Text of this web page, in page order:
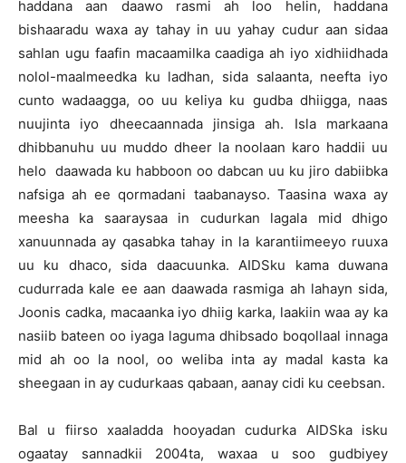
haddana aan daawo rasmi ah loo helin, haddana
bishaaradu waxa ay tahay in uu yahay cudur aan sidaa
sahlan ugu faafin macaamilka caadiga ah iyo xidhiidhada
nolol-maalmeedka ku ladhan, sida salaanta, neefta iyo
cunto wadaagga, oo uu keliya ku gudba dhiigga, naas
nuujinta iyo dheecaannada jinsiga ah. Isla markaana
dhibbanuhu uu muddo dheer la noolaan karo haddii uu
helo daawada ku habboon oo dabcan uu ku jiro dabiibka
nafsiga ah ee qormadani taabanayso. Taasina waxa ay
meesha ka saaraysaa in cudurkan lagala mid dhigo
xanuunnada ay qasabka tahay in la karantiimeeyo ruuxa
uu ku dhaco, sida daacuunka. AIDSku kama duwana
cudurrada kale ee aan daawada rasmiga ah lahayn sida,
Joonis cadka, macaanka iyo dhiig karka, laakiin waa ay ka
nasiib bateen oo iyaga laguma dhibsado boqollaal innaga
mid ah oo la nool, oo weliba inta ay madal kasta ka
sheegaan in ay cudurkaas qabaan, aanay cidi ku ceebsan.
Bal u fiirso xaaladda hooyadan cudurka AIDSka isku
ogaatay sannadkii 2004ta, waxaa u soo gudbiyey